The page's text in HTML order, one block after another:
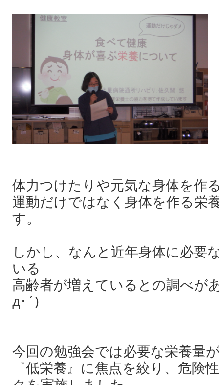
体力つけたりや元気な身体を作
運動だけではなく身体を作る栄
す。
しかし、なんと近年身体に必要
いる
高齢者が増えているとの調べが
д･´)
今回の勉強会では必要な栄養量
『低栄養』に焦点を絞り、危険